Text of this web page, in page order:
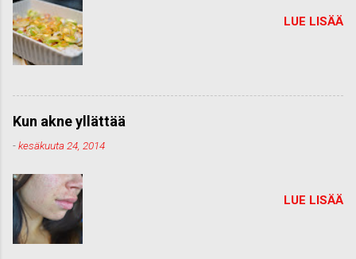
LUE LISÄÄ
Kun akne yllättää
-kesäkuuta 24, 2014
LUE LISÄÄ